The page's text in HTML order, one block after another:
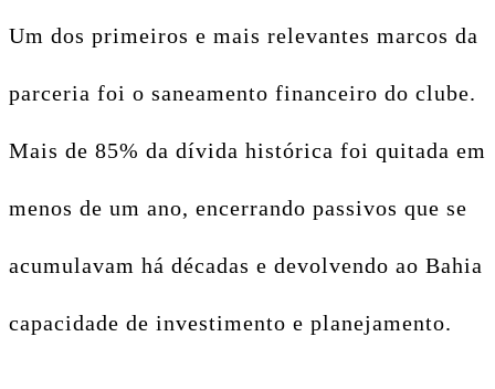
Um dos primeiros e mais relevantes marcos da
parceria foi o saneamento financeiro do clube.
Mais de 85% da dívida histórica foi quitada em
menos de um ano, encerrando passivos que se
acumulavam há décadas e devolvendo ao Bahia
capacidade de investimento e planejamento.